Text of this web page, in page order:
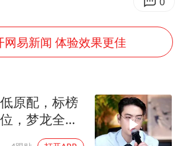
国足U17与阿森纳决赛取消 并列冠军
韩军前线部队连曝丑闻
云南一男子胃中取出180颗铁钉
网易新闻 体验效果更佳
原配，标榜
，梦龙全程